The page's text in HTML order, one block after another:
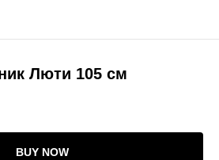
Люти 105 см
BUY NOW